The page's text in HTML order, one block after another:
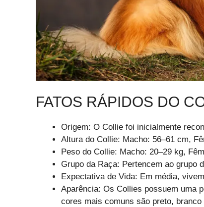
FATOS RÁPIDOS DO
Origem: O Collie foi inicialmente
Altura do Collie: Macho: 56–61 cm,
Peso do Collie: Macho: 20–29 kg,
Grupo da Raça: Pertencem ao grupo
Expectativa de Vida: Em média,
Aparência: Os Collies possuem uma
cores mais comuns são preto, branco